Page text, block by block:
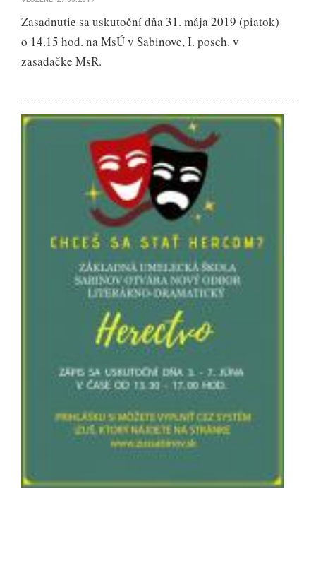
Zasadnutie sa uskutoční dňa 31. mája 2019 (piatok)
o 14.15 hod. na MsÚ v Sabinove, I. posch. v
zasadačke MsR.